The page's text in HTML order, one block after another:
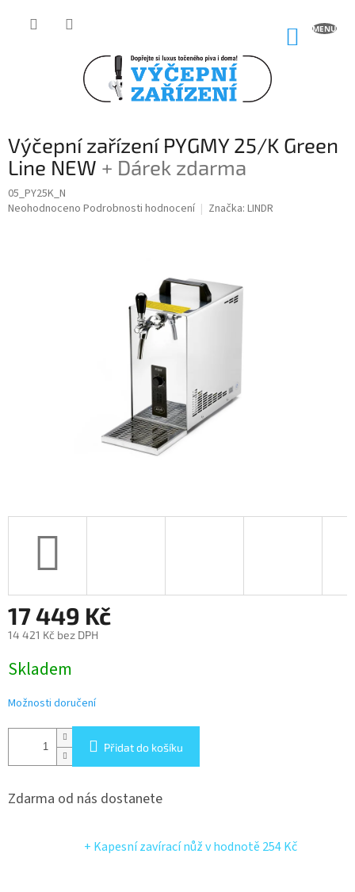
Výčepní zařízení PYGMY 25/K Green
Line NEW + Dárek zdarma
05_PY25K_N
Průměrné
Neohodnoceno Podrobnosti hodnocení Značka: LINDR
17 449 Kč
14 421 Kč bez DPH
cena:
Skladem
Možnosti doručení
Přidat do košíku
Zdarma od nás dostanete
+ Kapesní zavírací nůžv hodnotě 254 Kč